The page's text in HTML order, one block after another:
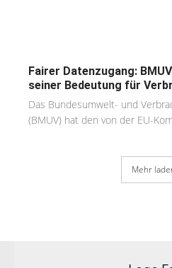
Fairer Datenzugang:
seiner Bedeutung für
Das Bundesumwelt- und
(BMUV) hat den von der EU-
Mehr